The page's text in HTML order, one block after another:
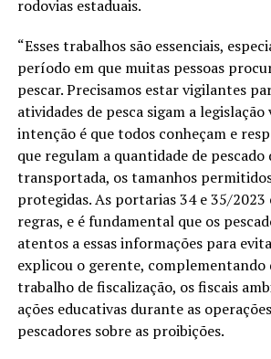
rodovias estaduais.
“Esses trabalhos são essenciais,
período em que muitas pessoas
pescar. Precisamos estar vigilantes
atividades de pesca sigam a legislação
intenção é que todos conheçam e
que regulam a quantidade de pescado
transportada, os tamanhos permitidos
protegidas. As portarias 34 e 35/2023
regras, e é fundamental que os
atentos a essas informações para
explicou o gerente, complementando
trabalho de fiscalização, os fiscais
ações educativas durante as
pescadores sobre as proibições.